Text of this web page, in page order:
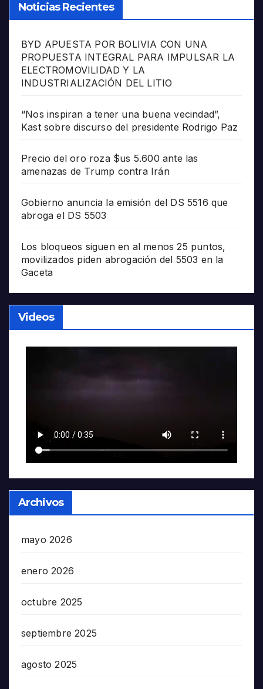
Noticias Recientes
BYD APUESTA POR BOLIVIA CON UNA
PROPUESTA INTEGRAL PARA IMPULSAR LA
ELECTROMOVILIDAD Y LA
INDUSTRIALIZACIÓN DEL LITIO
“Nos inspiran a tener una buena vecindad”,
Kast sobre discurso del presidente Rodrigo Paz
Precio del oro roza $us 5.600 ante las
amenazas de Trump contra Irán
Gobierno anuncia la emisión del DS 5516 que
abroga el DS 5503
Los bloqueos siguen en al menos 25 puntos,
movilizados piden abrogación del 5503 en la
Gaceta
Videos
Archivos
mayo 2026
enero 2026
octubre 2025
septiembre 2025
agosto 2025